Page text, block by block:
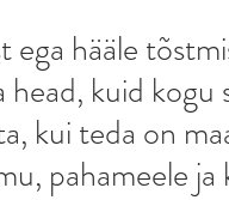
ega hääle
kuid kogu
kui teda on
pahameele